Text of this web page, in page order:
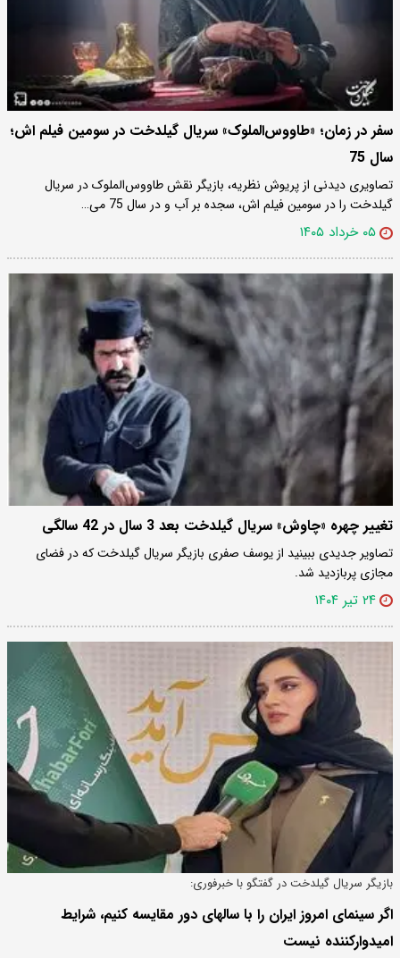
سفر در زمان؛ «طاووس‌الملوک» سریال گیلدخت در سومین فیلم اش؛
سال 75
تصاویری دیدنی از پریوش نظریه، بازیگر نقش طاووس‌الملوک در سریال
گیلدخت را در سومین فیلم اش، سجده بر آب و در سال 75 می…
۰۵ خرداد ۱۴۰۵
تغییر چهره «چاوش» سریال گیلدخت بعد 3 سال در 42 سالگی
تصاویر جدیدی ببینید از یوسف صفری بازیگر سریال گیلدخت که در فضای
مجازی پربازدید شد.
۲۴ تیر ۱۴۰۴
بازیگر سریال گیلدخت در گفتگو با خبرفوری:
اگر سینمای امروز ایران را با سالهای دور مقایسه کنیم، شرایط
امیدوارکننده نیست